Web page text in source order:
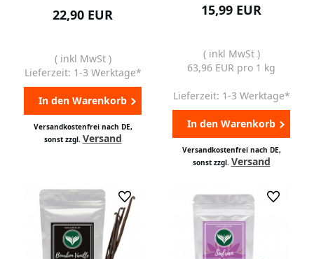
22,90 EUR
( inkl MwSt )
Lieferzeit: 1-3 Werktage*
In den Warenkorb
Versandkostenfrei nach DE,
sonst zzgl. Versand
15,99 EUR
( inkl MwSt )
63,96 EUR pro 1 kg
Lieferzeit: 1-3 Werktage*
In den Warenkorb
Versandkostenfrei nach DE,
sonst zzgl. Versand